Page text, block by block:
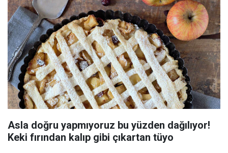
Asla doğru yapmıyoruz bu yüzden dağılıyor!
Keki fırından kalıp gibi çıkartan tüyo